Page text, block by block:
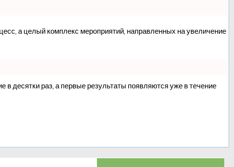
а целый комплекс мероприятий, направленных на увеличение
в десятки раз, а первые результаты появляются уже в течение